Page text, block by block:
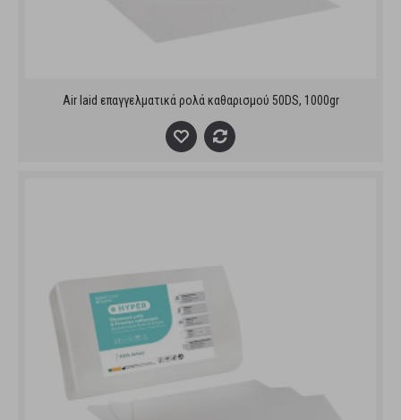
Air laid επαγγελματικά ρολά καθαρισμού 50DS, 1000gr